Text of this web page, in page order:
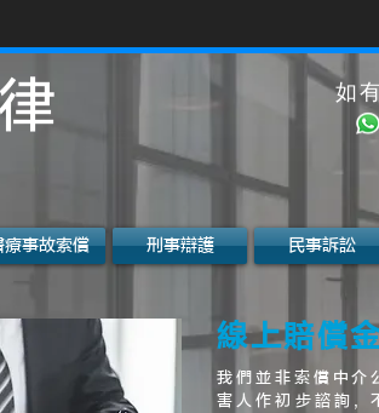
如
療事故索償 刑事辯護 民事訴訟
線上賠償
我們並非索償中介
害人作初步諮詢,